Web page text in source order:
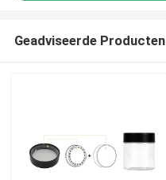
Geadviseerde Producten